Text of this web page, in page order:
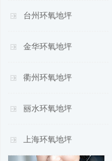
台州环氧地坪
金华环氧地坪
衢州环氧地坪
丽水环氧地坪
上海环氧地坪